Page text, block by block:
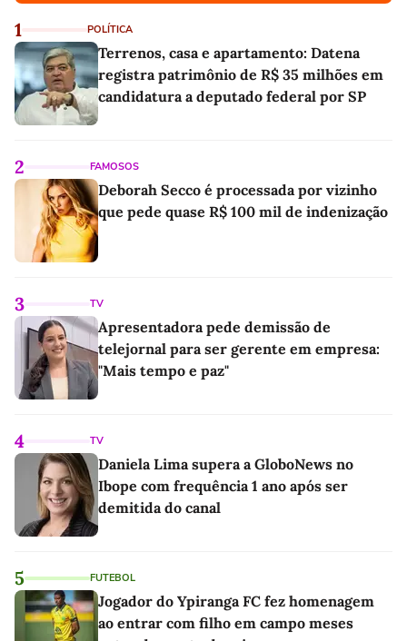
1 POLÍTICA
Terrenos, casa e apartamento: Datena
registra patrimônio de R$ 35 milhões em
candidatura a deputado federal por SP
2 FAMOSOS
Deborah Secco é processada por vizinho
que pede quase R$ 100 mil de indenização
3 TV
Apresentadora pede demissão de
telejornal para ser gerente em empresa:
"Mais tempo e paz"
4 TV
Daniela Lima supera a GloboNews no
Ibope com frequência 1 ano após ser
demitida do canal
5 FUTEBOL
Jogador do Ypiranga FC fez homenagem
ao entrar com filho em campo meses